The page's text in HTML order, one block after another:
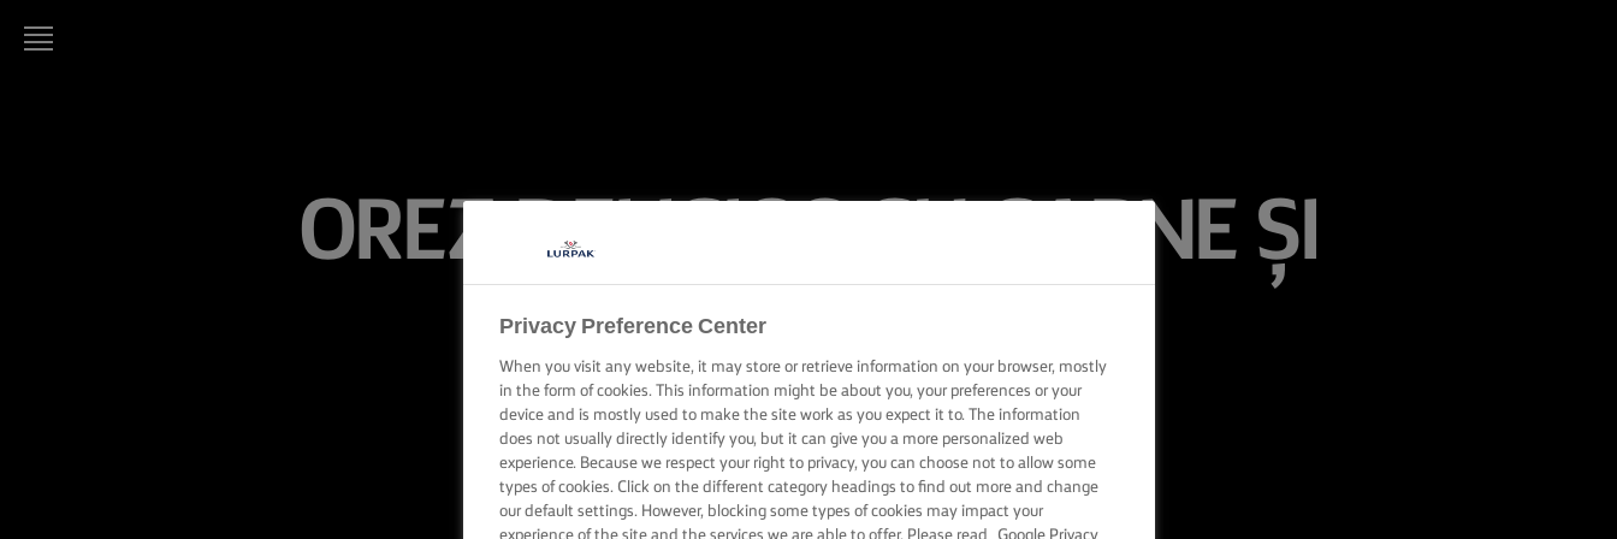
OREZ DELICIOS CU CARNE ȘI
LEGUME
Descoperiți preparate extraordinare din orez cu carne și legume
Privacy Preference Center
When you visit any website, it may store or retrieve information on your browser, mostly
in the form of cookies. This information might be about you, your preferences or your
device and is mostly used to make the site work as you expect it to. The information
does not usually directly identify you, but it can give you a more personalized web
experience. Because we respect your right to privacy, you can choose not to allow some
types of cookies. Click on the different category headings to find out more and change
our default settings. However, blocking some types of cookies may impact your
experience of the site and the services we are able to offer. Please read
Google Privacy